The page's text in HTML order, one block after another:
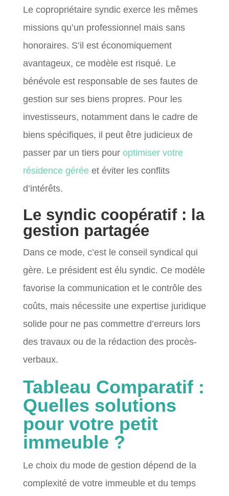
Le copropriétaire syndic exerce les mêmes
missions qu’un professionnel mais sans
honoraires. S’il est économiquement
avantageux, ce modèle est risqué. Le
bénévole est responsable de ses fautes de
gestion sur ses biens propres. Pour les
investisseurs, notamment dans le cadre de
biens spécifiques, il peut être judicieux de
passer par un tiers pour optimiser votre
résidence géréeet éviter les conflits
d’intérêts.
Le syndic coopératif : la
gestion partagée
Dans ce mode, c’est le conseil syndical qui
gère. Le président est élu syndic. Ce modèle
favorise la communication et le contrôle des
coûts, mais nécessite une expertise juridique
solide pour ne pas commettre d’erreurs lors
des travaux ou de la rédaction des procès-
verbaux.
Tableau Comparatif :
Quelles solutions
pour votre petit
immeuble ?
Le choix du mode de gestion dépend de la
complexité de votre immeuble et du temps